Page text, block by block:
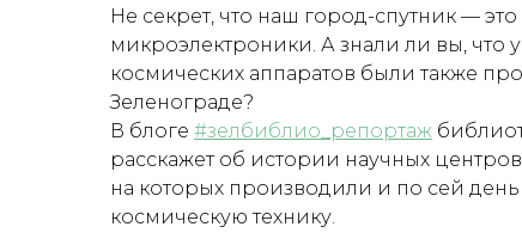
Не секрет, что наш город-спутник —
микроэлектроники. А знали ли вы, что
космических аппаратов были также
Зеленограде?
В блоге #зелбиблио_репортаж
расскажет об истории научных
на которых производили и по сей
космическую технику.